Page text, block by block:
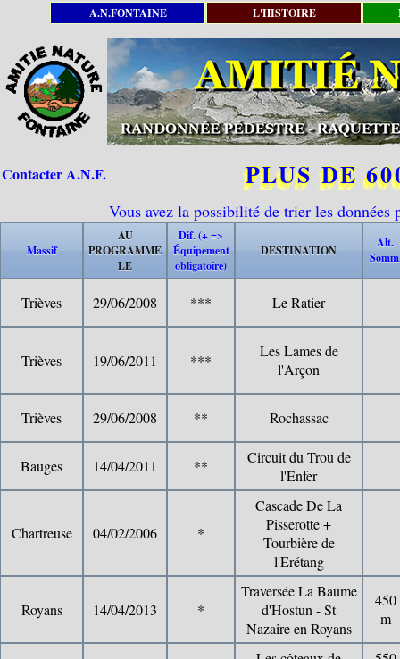
Contacter A.N.F. PLUS DE
Vous avez la possibilité de trier les données
Massif
AU
PROGRAMME
LE
Dif. (+ =>
Équipement
obligatoire)
DESTINATION
Alt.
Trièves 29/06/2008 *** Le Ratier
Trièves 19/06/2011 ***
Les Lames de
l'Arçon
Trièves 29/06/2008 ** Rochassac
Bauges 14/04/2011 **
Circuit du Trou de
l'Enfer
Chartreuse 04/02/2006 *
Cascade De La
Pisserotte +
Tourbière de
l'Erétang
Royans 14/04/2013 *
Traversée La Baume
d'Hostun - St
Nazaire en Royans
450
m
A.N.FONTAINE L'HISTOIRE